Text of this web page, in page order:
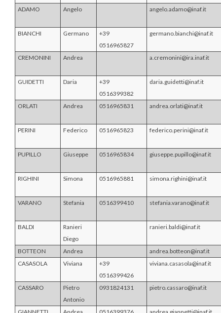
ADAMO Angelo angelo.adamo@inaf.it
BIANCHI Germano
+39
0516965827
germano.bianchi@inaf.it
CREMONINI Andrea a.cremonini@ira.inaf.it
GUIDETTI Daria
+39
0516399382
daria.guidetti@inaf.it
ORLATI Andrea 0516965831 andrea.orlati@inaf.it
PERINI Federico 0516965823 federico.perini@inaf.it
PUPILLO Giuseppe 0516965834 giuseppe.pupillo@inaf.it
RIGHINI Simona 0516965881 simona.righini@inaf.it
VARANO Stefania 0516399410 stefania.varano@inaf.it
BALDI
Ranieri
Diego
ranieri.baldi@inaf.it
BOTTEON Andrea
andrea.botteon@inaf.it
CASASOLA
Viviana
+39
0516399426
viviana.casasola@inaf.it
CASSARO
Pietro
Antonio
0931824131 pietro.cassaro@inaf.it